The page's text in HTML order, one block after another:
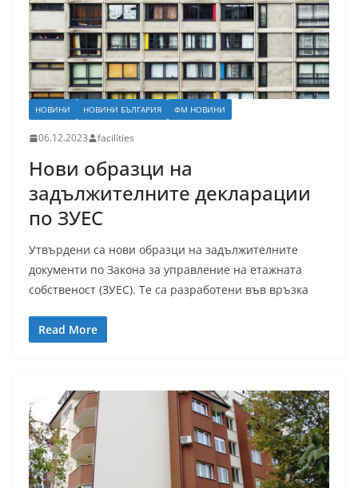
НОВИНИ НОВИНИ БЪЛГАРИЯ ФМ НОВИНИ
06.12.2023 facilities
Нови образци на
задължителните декларации
по ЗУЕС
Утвърдени са нови образци на задължителните
документи по Закона за управление на етажната
собственост (ЗУЕС). Те са разработени във връзка
Read More